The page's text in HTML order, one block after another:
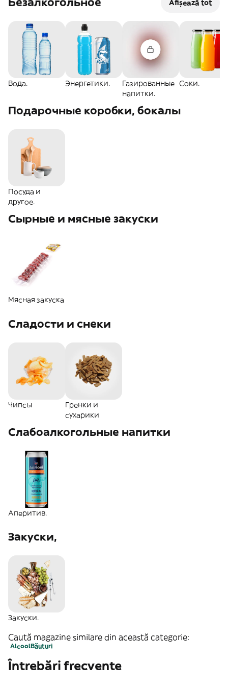
Afișează tot
Вода. Энергетики.
Газированные
напитки.
Соки.
Подарочные коробки, бокалы
Посуда и
другое.
Сырные и мясные закуски
Мясная закуска
Сладости и снеки
Чипсы
Гренки и
сухарики
Слабоалкогольные напитки
Аперитив.
Закуски,
Закуски.
Caută magazine similare din această categorie:
AlcoolBăuturi
Întrebări frecvente